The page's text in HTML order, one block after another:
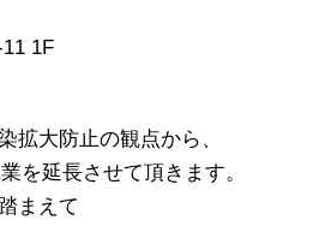
1F
拡大防止の観点から、
を延長させて頂きます。
まえて